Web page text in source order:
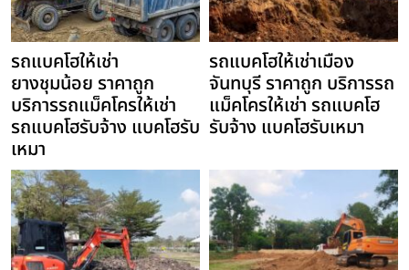
รถแบคโฮให้เช่า
ยางชุมน้อย ราคาถูก
บริการรถแม็คโครให้เช่า
รถแบคโฮรับจ้าง แบคโฮรับ
เหมา
รถแบคโฮให้เช่าเมือง
จันทบุรี ราคาถูก บริการรถ
แม็คโครให้เช่า รถแบคโฮ
รับจ้าง แบคโฮรับเหมา